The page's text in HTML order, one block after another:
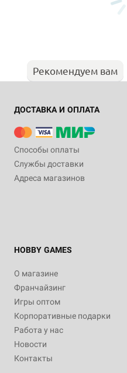
Рекомендуем вам
ДОСТАВКА И ОПЛАТА
Способы оплаты
Службы доставки
Адреса магазинов
HOBBY GAMES
О магазине
Франчайзинг
Игры оптом
Корпоративные подарки
Работа у нас
Новости
Контакты